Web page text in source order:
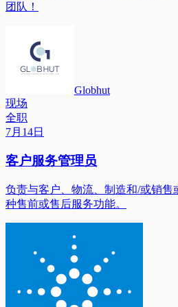
团队！
Globhut
现场
全职
7月14日
客户服务管理员
负责与客户、物流、制造和/或销售
种售前或售后服务功能。